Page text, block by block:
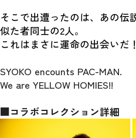
そこで出遭ったのは、あの伝
似た者同士の2人。
これはまさに運命の出会いだ！
SYOKO encounts PAC-MAN.
We are YELLOW HOMIES!!
■コラボコレクション詳細